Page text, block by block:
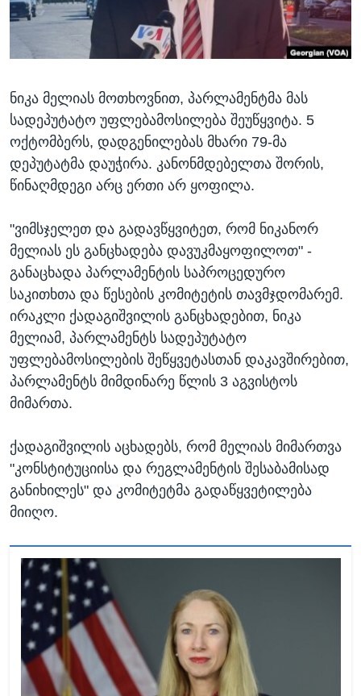
ᲡᲢᲣᲓᲘᲐ ᲕᲐᲨᲘᲜᲒᲢᲝᲜᲘ
ᲔᲙᲝᲜᲝᲛᲘᲙᲐ
ᲯᲐᲜᲛᲠᲗᲔᲚᲝᲑᲐ
ᲘᲜᲢᲔᲠᲕᲘᲣ
ᲙᲣᲚᲢᲣᲠᲐ
ᲒᲐᲚᲘᲚᲔᲝ
ᲓᲔᲖᲘᲜᲤᲝᲠᲛᲐᲪᲘᲐ
Learning English
ენები
ნიკა მელიას მოთხოვნით, პარლამენტმა მას
სადეპუტატო უფლებამოსილება შეუწყვიტა. 5
ოქტომბერს, დადგენილებას მხარი 79-მა
დეპუტატმა დაუჭირა. კანონმდებელთა შორის,
წინაღმდეგი არც ერთი არ ყოფილა.
"ვიმსჯელეთ და გადავწყვიტეთ, რომ ნიკანორ
მელიას ეს განცხადება დავუკმაყოფილოთ" -
განაცხადა პარლამენტის საპროცედურო
საკითხთა და წესების კომიტეტის თავმჯდომარემ.
ირაკლი ქადაგიშვილის განცხადებით, ნიკა
მელიამ, პარლამენტს სადეპუტატო
უფლებამოსილების შეწყვეტასთან დაკავშირებით,
პარლამენტს მიმდინარე წლის 3 აგვისტოს
მიმართა.
ქადაგიშვილის აცხადებს, რომ მელიას მიმართვა
"კონსტიტუციისა და რეგლამენტის შესაბამისად
განიხილეს" და კომიტეტმა გადაწყვეტილება
მიიღო.